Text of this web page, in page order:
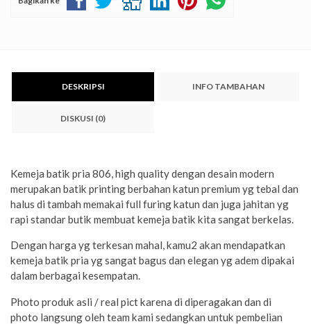
DESKRIPSI INFO TAMBAHAN
DISKUSI (0)
Kemeja batik pria 806, high quality dengan desain modern
merupakan batik printing berbahan katun premium yg tebal dan
halus di tambah memakai full furing katun dan juga jahitan yg
rapi standar butik membuat kemeja batik kita sangat berkelas.
Dengan harga yg terkesan mahal, kamu2 akan mendapatkan
kemeja batik pria yg sangat bagus dan elegan yg adem dipakai
dalam berbagai kesempatan.
Photo produk asli / real pict karena di diperagakan dan di
photo langsung oleh team kami sedangkan untuk pembelian